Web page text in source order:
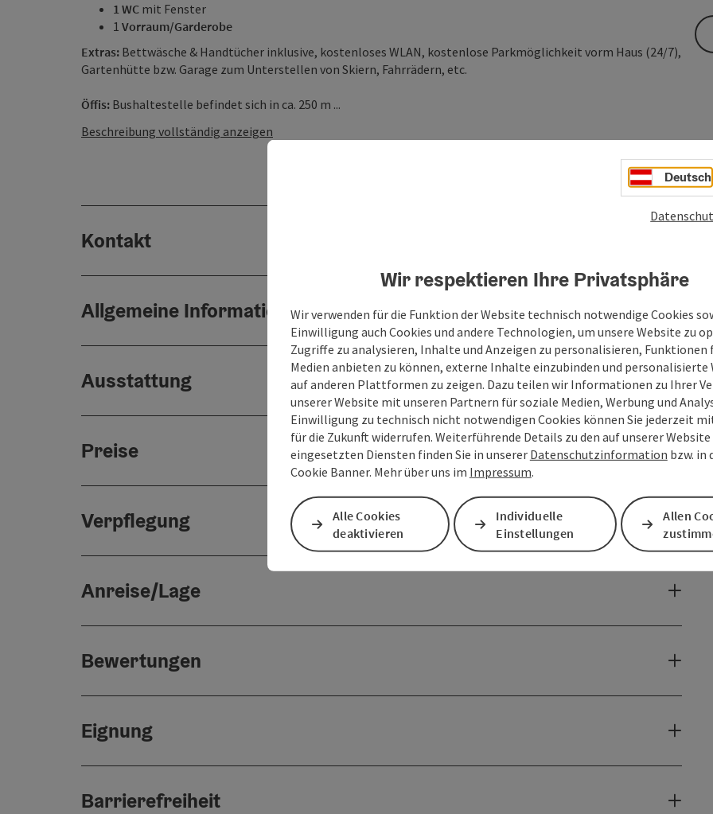
1 WC mit Fenster
1 Vorraum/Garderobe
Extras: Bettwäsche & Handtücher inklusive, kostenloses WLAN, kostenlose Parkmöglichkeit vorm Haus (24/7),
Gartenhütte bzw. Garage zum Unterstellen von Skiern, Fahrrädern, etc.
Öffis: Bushaltestelle befindet sich in ca. 250 m ...
Beschreibung vollständig anzeigen
Kontakt
Allgemeine Informationen
Ausstattung
Preise
Verpflegung
Anreise/Lage
Bewertungen
Eignung
Barrierefreiheit
Deutsch
Wir respektieren Ihre Privatsphäre
Wir verwenden für die Funktion der Website technisch notwendige Cookies
Einwilligung auch Cookies und andere Technologien, um unsere Website zu
Zugriffe zu analysieren, Inhalte und Anzeigen zu personalisieren, Funktionen
Medien anbieten zu können, externe Inhalte einzubinden und personalisierte
auf anderen Plattformen zu zeigen. Dazu teilen wir Informationen zu Ihrer
unserer Website mit unseren Partnern für soziale Medien, Werbung und
Einwilligung zu technisch nicht notwendigen Cookies können Sie jederzeit
für die Zukunft widerrufen. Weiterführende Details zu den auf unserer Website
eingesetzten Diensten finden Sie in unserer Datenschutzinformation bzw. in
Cookie Banner. Mehr über uns im Impressum.
Alle Cookies
deaktivieren
Individuelle
Einstellungen
Allen